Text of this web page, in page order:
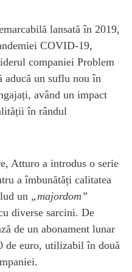
lansată în 2019,
COVID-19,
companiei Problem
aducă un suflu nou în
având un impact
în rândul
Atturo a introdus o serie
a îmbunătăți calitatea
un „majordom”
diverse sarcini. De
de un abonament lunar
de euro, utilizabil în două